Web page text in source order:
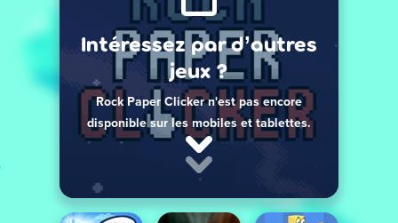
Intéressez par d’autres
jeux ?
Rock Paper Clicker n'est pas encore
disponible sur les mobiles et tablettes.